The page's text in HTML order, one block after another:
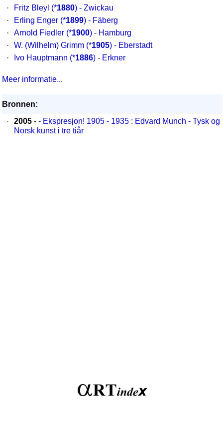
·
Fritz Bleyl (*1880) - Zwickau
·
Erling Enger (*1899) - Fäberg
·
Arnold Fiedler (*1900) - Hamburg
·
W. (Wilhelm) Grimm (*1905) - Eberstadt
·
Ivo Hauptmann (*1886) - Erkner
Meer informatie...
Bronnen:
·
2005 - - Ekspresjon! 1905 - 1935 : Edvard Munch - Tysk og
Norsk kunst i tre tiår